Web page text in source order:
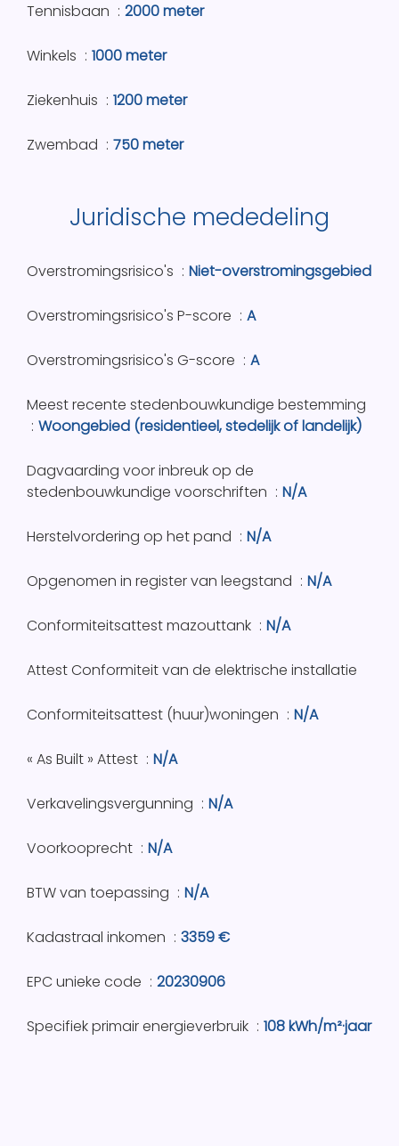
Tennisbaan 2000 meter
Winkels 1000 meter
Ziekenhuis 1200 meter
Zwembad 750 meter
Juridische mededeling
Overstromingsrisico's Niet-overstromingsgebied
Overstromingsrisico's P-score A
Overstromingsrisico's G-score A
Meest recente stedenbouwkundige bestemming
Woongebied (residentieel, stedelijk of landelijk)
Dagvaarding voor inbreuk op de
stedenbouwkundige voorschriften
N/A
Herstelvordering op het pand N/A
Opgenomen in register van leegstand N/A
Conformiteitsattest mazouttank N/A
Attest Conformiteit van de elektrische installatie
Conformiteitsattest (huur)woningen N/A
« As Built » Attest N/A
Verkavelingsvergunning N/A
Voorkooprecht N/A
BTW van toepassing N/A
Kadastraal inkomen 3359 €
EPC unieke code 20230906
Specifiek primair energieverbruik 108 kWh/m²·jaar